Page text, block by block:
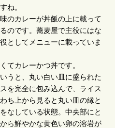
ね。
のカレーが丼飯の上に載って
のです。蕎麦屋で主役にはな
としてメニューに載っていま
てカレーかつ丼です。
うと、丸い白い皿に盛られた
を完全に包み込んで、ライス
ち上から見ると丸い皿の縁と
なしている状態。中央部にと
ら鮮やかな黄色い卵の溶岩が